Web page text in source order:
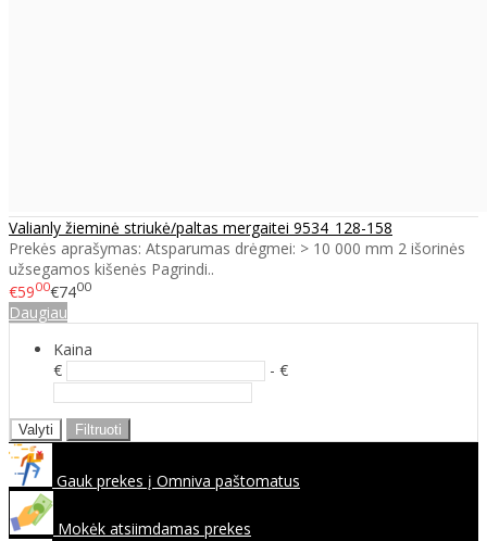
Valianly žieminė striukė/paltas mergaitei 9534_128-158
Prekės aprašymas: Atsparumas drėgmei: > 10 000 mm 2 išorinės
užsegamos kišenės Pagrindi..
€5900€7400
Daugiau
Kaina
€
- €
Valyti Filtruoti
Gauk prekes į Omniva paštomatus
Mokėk atsiimdamas prekes